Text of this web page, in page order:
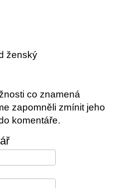
ženský
co znamená
zapomněli zmínit jeho
komentáře.